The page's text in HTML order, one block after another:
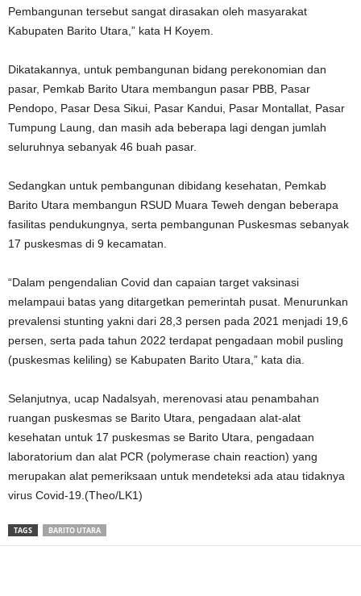
Pembangunan tersebut sangat dirasakan oleh masyarakat
Kabupaten Barito Utara,” kata H Koyem.
Dikatakannya, untuk pembangunan bidang perekonomian dan
pasar, Pemkab Barito Utara membangun pasar PBB, Pasar
Pendopo, Pasar Desa Sikui, Pasar Kandui, Pasar Montallat, Pasar
Tumpung Laung, dan masih ada beberapa lagi dengan jumlah
seluruhnya sebanyak 46 buah pasar.
Sedangkan untuk pembangunan dibidang kesehatan, Pemkab
Barito Utara membangun RSUD Muara Teweh dengan beberapa
fasilitas pendukungnya, serta pembangunan Puskesmas sebanyak
17 puskesmas di 9 kecamatan.
“Dalam pengendalian Covid dan capaian target vaksinasi
melampaui batas yang ditargetkan pemerintah pusat. Menurunkan
prevalensi stunting yakni dari 28,3 persen pada 2021 menjadi 19,6
persen, serta pada tahun 2022 terdapat pengadaan mobil pusling
(puskesmas keliling) se Kabupaten Barito Utara,” kata dia.
Selanjutnya, ucap Nadalsyah, merenovasi atau penambahan
ruangan puskesmas se Barito Utara, pengadaan alat-alat
kesehatan untuk 17 puskesmas se Barito Utara, pengadaan
laboratorium dan alat PCR (polymerase chain reaction) yang
merupakan alat pemeriksaan untuk mendeteksi ada atau tidaknya
virus Covid-19.(Theo/LK1)
TAGS BARITO UTARA